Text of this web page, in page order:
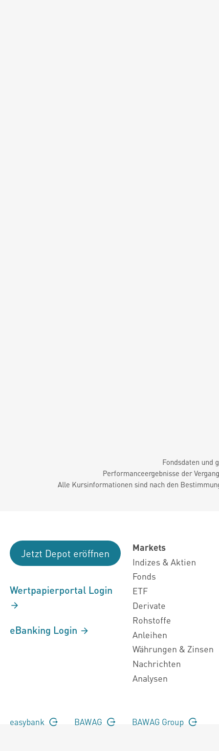
Fondsdaten und
Performanceergebnisse der
Alle Kursinformationen sind nach den
Jetzt Depot eröffnen
Wertpapierportal Login
eBanking Login
Markets
Indizes & Aktien
Fonds
ETF
Derivate
Rohstoffe
Anleihen
Währungen & Zinsen
Nachrichten
Analysen
easybank BAWAG BAWAG Group